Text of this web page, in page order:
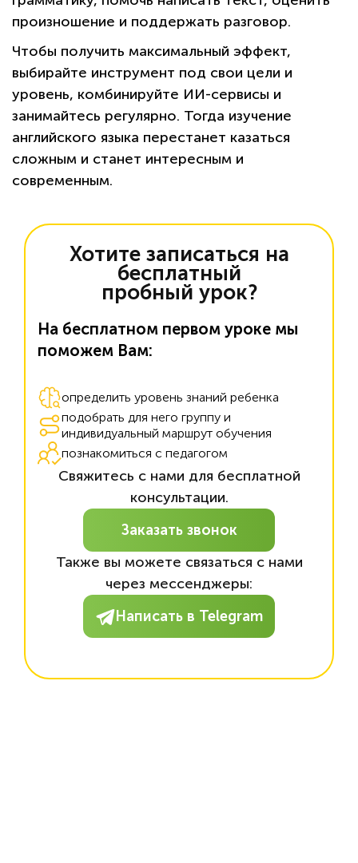
произношение и поддержать разговор.
Чтобы получить максимальный эффект,
выбирайте инструмент под свои цели и
уровень, комбинируйте ИИ-сервисы и
занимайтесь регулярно. Тогда изучение
английского языка перестанет казаться
сложным и станет интересным и
современным.
Хотите записаться на
бесплатный
пробный урок?
На бесплатном первом уроке мы
поможем Вам:
определить уровень знаний ребенка
подобрать для него группу и
индивидуальный маршрут обучения
познакомиться с педагогом
Свяжитесь с нами для бесплатной
консультации.
Заказать звонок
Также вы можете связаться с нами
через мессенджеры:
Написать в Telegram